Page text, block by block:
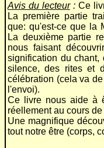
Avis du lecteur: Ce
La première partie
que: qu'est-ce que la
La deuxième partie
nous faisant
signification du chant,
silence, des rites et
célébration (cela va
l'envoi).
Ce livre nous aide à
réellement au cours
Une magnifique
tout notre être (corps,